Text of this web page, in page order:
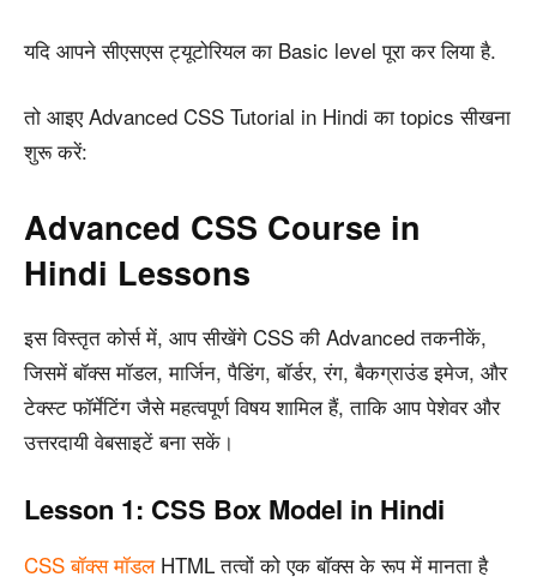
यदि आपने सीएसएस ट्यूटोरियल का Basic level पूरा कर लिया है.
तो आइए Advanced CSS Tutorial in Hindi का topics सीखना
शुरू करें:
Advanced CSS Course in
Hindi Lessons
इस विस्तृत कोर्स में, आप सीखेंगे CSS की Advanced तकनीकें,
जिसमें बॉक्स मॉडल, मार्जिन, पैडिंग, बॉर्डर, रंग, बैकग्राउंड इमेज, और
टेक्स्ट फॉर्मेटिंग जैसे महत्वपूर्ण विषय शामिल हैं, ताकि आप पेशेवर और
उत्तरदायी वेबसाइटें बना सकें।
Lesson 1: CSS Box Model in Hindi
CSS बॉक्स मॉडलHTML तत्वों को एक बॉक्स के रूप में मानता है